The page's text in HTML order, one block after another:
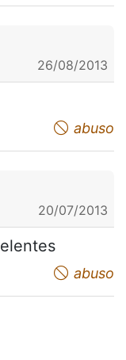
26/08/2013
abuso
20/07/2013
abuso